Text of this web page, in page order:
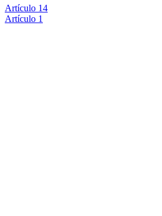
Artículo 14
Artículo 1